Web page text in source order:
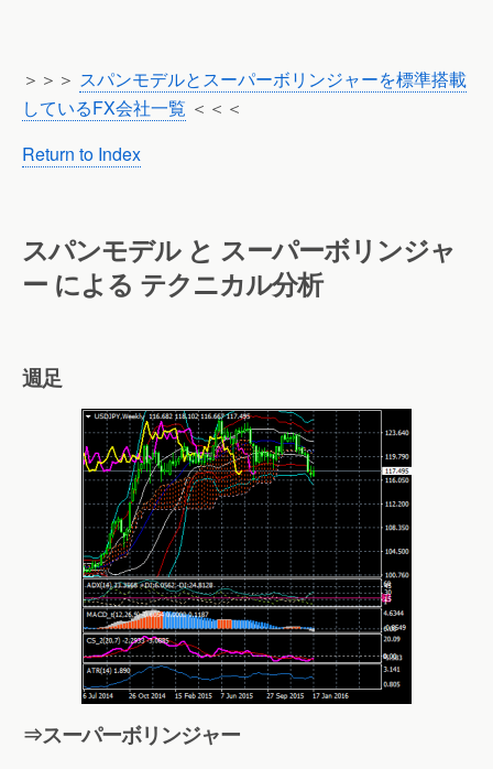
＞＞＞ スパンモデルとスーパーボリンジャーを標準搭載
しているFX会社一覧 ＜＜＜
Return to Index
スパンモデル と スーパーボリンジャ
ー による テクニカル分析
週足
⇒スーパーボリンジャー